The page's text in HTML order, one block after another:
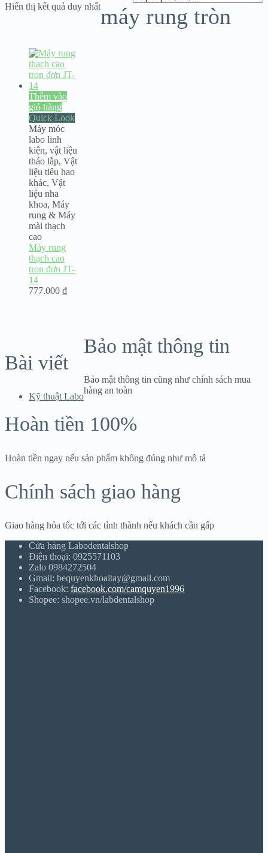
Hiển thị kết quả duy nhấtmáy rung tròn
Thêm vào
giỏ hàng
Quick Look
Máy móc
labo linh
kiện, vật liệu
tháo lắp, Vật
liệu tiêu hao
khác, Vật
liệu nha
khoa, Máy
rung & Máy
mài thạch
cao
Máy rung
thạch cao
tron đơn JT-
14
777.000 ₫
Bài viết
Kỹ thuật Labo
Bảo mật thông tin
Bảo mật thông tin cũng như chính sách mua
hàng an toàn
Hoàn tiền 100%
Hoàn tiền ngay nếu sản phẩm không đúng như mô tả
Chính sách giao hàng
Giao hàng hỏa tốc tới các tỉnh thành nếu khách cần gấp
Cửa hàng Labodentalshop
Điện thoại: 0925571103
Zalo 0984272504
Gmail: bequyenkhoaitay@gmail.com
Facebook: facebook.com/camquyen1996
Shopee: shopee.vn/labdentalshop